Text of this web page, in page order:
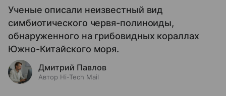
Ученые описали неизвестный вид
симбиотического червя-полиноиды,
обнаруженного на грибовидных кораллах
Южно-Китайского моря.
Дмитрий Павлов
Автор Hi-Tech Mail